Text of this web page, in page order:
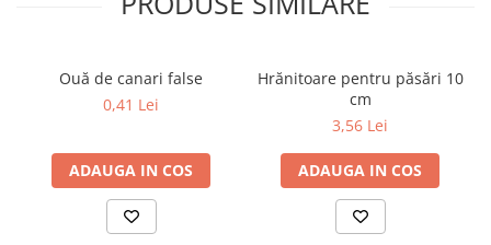
Ouă de canari false
0,41 Lei
ADAUGA IN COS
Hrănitoare pentru păsări 10
cm
3,56 Lei
ADAUGA IN COS